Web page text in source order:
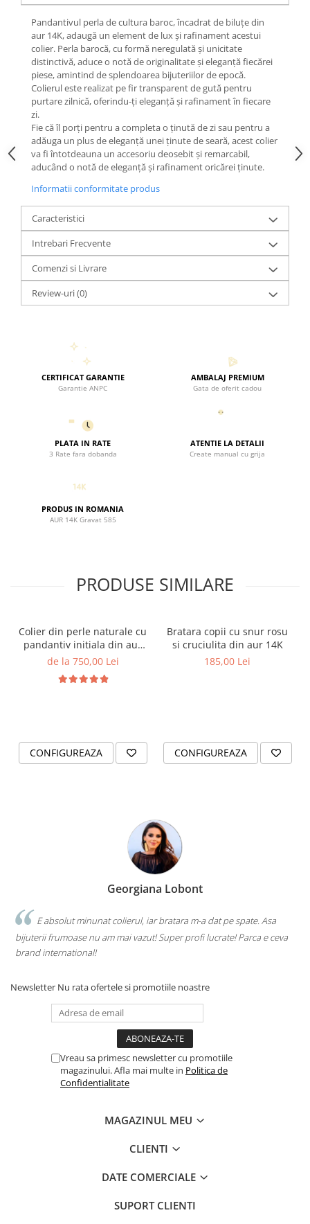
Pandantivul perla de cultura baroc, încadrat de biluțe din
aur 14K, adaugă un element de lux și rafinament acestui
colier. Perla barocă, cu formă neregulată și unicitate
distinctivă, aduce o notă de originalitate și eleganță fiecărei
piese, amintind de splendoarea bijuteriilor de epocă.
Colierul este realizat pe fir transparent de gută pentru
purtare zilnică, oferindu-ți eleganță și rafinament în fiecare
zi.
Fie că îl porți pentru a completa o ținută de zi sau pentru a
adăuga un plus de eleganță unei ținute de seară, acest colier
va fi întotdeauna un accesoriu deosebit și remarcabil,
aducând o notă de eleganță și rafinament oricărei ținute.
Informatii conformitate produs
Caracteristici
Intrebari Frecvente
Comenzi si Livrare
Review-uri(0)
CERTIFICAT GARANTIE
Garantie ANPC
AMBALAJ PREMIUM
Gata de oferit cadou
PLATA IN RATE
3 Rate fara dobanda
ATENTIE LA DETALII
Create manual cu grija
PRODUS IN ROMANIA
AUR 14K Gravat 585
PRODUSE SIMILARE
Colier din perle naturale cu
pandantiv initiala din aur
14K si bilute din aur 14K de
de la 750,00 Lei
CONFIGUREAZA
Bratara copii cu snur rosu
si cruciulita din aur 14K
185,00 Lei
CONFIGUREAZA
Georgiana Lobont
E absolut minunat colierul, iar bratara m-a dat pe spate. Asa
bijuterii frumoase nu am mai vazut! Super profi lucrate! Parca e ceva
brand international!
Newsletter Nu rata ofertele si promotiile noastre
Vreau sa primesc newsletter cu promotiile
magazinului. Afla mai multe in Politica de
Confidentialitate
MAGAZINUL MEU
CLIENTI
DATE COMERCIALE
SUPORT CLIENTI